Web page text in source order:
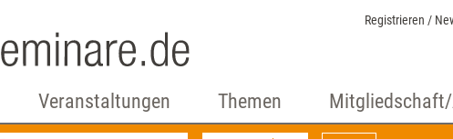
Registrieren /
Veranstaltungen Themen